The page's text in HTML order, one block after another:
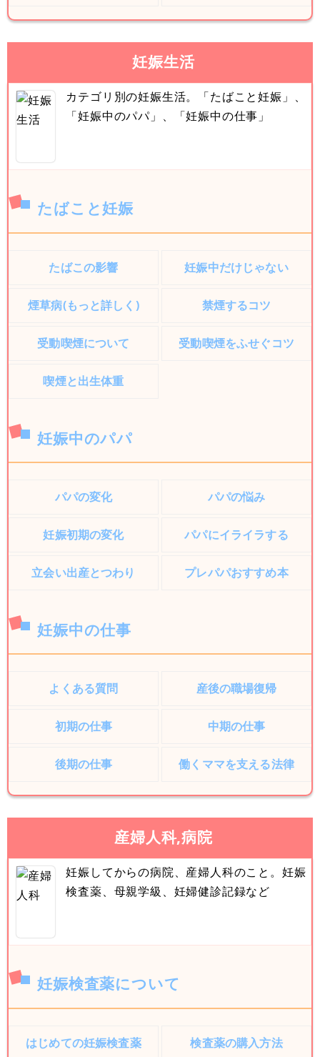
妊娠生活
カテゴリ別の妊娠生活。「たばこと妊娠」、
「妊娠中のパパ」、「妊娠中の仕事」
たばこと妊娠
たばこの影響 妊娠中だけじゃない
煙草病(もっと詳しく) 禁煙するコツ
受動喫煙について 受動喫煙をふせぐコツ
喫煙と出生体重
妊娠中のパパ
パパの変化 パパの悩み
妊娠初期の変化 パパにイライラする
立会い出産とつわり プレパパおすすめ本
妊娠中の仕事
よくある質問 産後の職場復帰
初期の仕事 中期の仕事
後期の仕事 働くママを支える法律
産婦人科,病院
妊娠してからの病院、産婦人科のこと。妊娠
検査薬、母親学級、妊婦健診記録など
妊娠検査薬について
はじめての妊娠検査薬 検査薬の購入方法